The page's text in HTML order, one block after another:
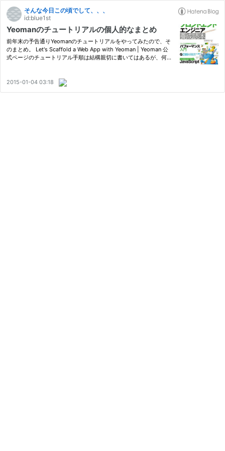
そんな今日この頃でして、、、
id:blue1st
Yeomanのチュートリアルの個人的なまとめ
前年末の予告通りYeomanのチュートリアルをやってみたので、そ
のまとめ。 Let's Scaffold a Web App with Yeoman | Yeoman 公
式ページのチュートリアル手順は結構親切に書いてはあるが、何点
1…
2015-01-04 03:18